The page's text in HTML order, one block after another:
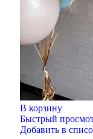
В корзину
Быстрый
Добавить в